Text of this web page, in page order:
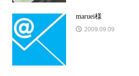
maruei様
2009.09.09